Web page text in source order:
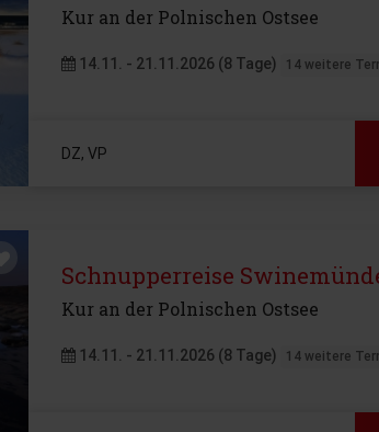
Kur an der Polnischen Ostsee
14.11. - 21.11.2026 (8 Tage) 14 weitere
DZ, VP
Schnupperreise
Kur an der Polnischen Ostsee
14.11. - 21.11.2026 (8 Tage) 14 weitere